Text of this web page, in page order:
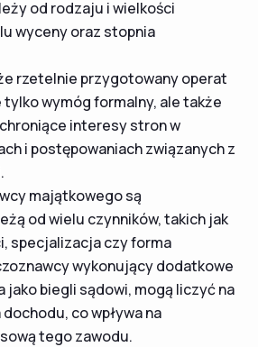
od rodzaju i wielkości
wyceny oraz stopnia
rzetelnie przygotowany operat
wymóg formalny, ale także
interesy stron w
i postępowaniach związanych z
majątkowego są
od wielu czynników, takich jak
specjalizacja czy forma
wykonujący dodatkowe
jako biegli sądowi, mogą liczyć na
co wpływa na
tego zawodu.